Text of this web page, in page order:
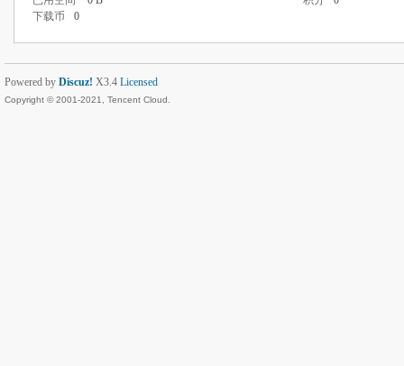
下载币
0
Powered by Discuz! X3.4 Licensed
Copyright © 2001-2021, Tencent Cloud.